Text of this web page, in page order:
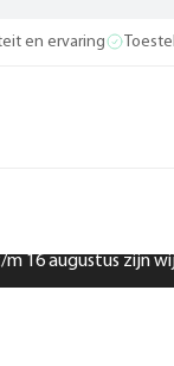
m 16 augustus zijn
en ervaring